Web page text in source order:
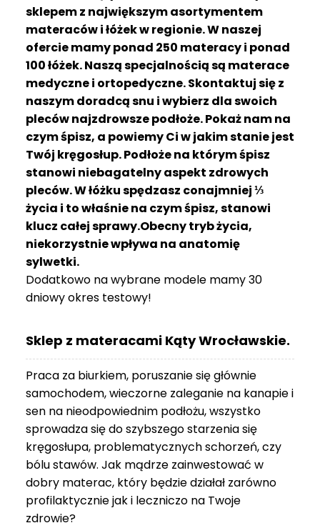
sklepem z największym asortymentem
materaców i łóżek w regionie. W naszej
ofercie mamy ponad 250 materacy i ponad
100 łóżek. Naszą specjalnością są materace
medyczne i ortopedyczne. Skontaktuj się z
naszym doradcą snu i wybierz dla swoich
pleców najzdrowsze podłoże. Pokaż nam na
czym śpisz, a powiemy Ci w jakim stanie jest
Twój kręgosłup. Podłoże na którym śpisz
stanowi niebagatelny aspekt zdrowych
pleców. W łóżku spędzasz conajmniej ⅓
życia i to właśnie na czym śpisz, stanowi
klucz całej sprawy.Obecny tryb życia,
niekorzystnie wpływa na anatomię
sylwetki.
Dodatkowo na wybrane modele mamy 30
dniowy okres testowy!
Sklep z materacami Kąty Wrocławskie.
Praca za biurkiem, poruszanie się głównie
samochodem, wieczorne zaleganie na kanapie i
sen na nieodpowiednim podłożu, wszystko
sprowadza się do szybszego starzenia się
kręgosłupa, problematycznych schorzeń, czy
bólu stawów. Jak mądrze zainwestować w
dobry materac, który będzie działał zarówno
profilaktycznie jak i leczniczo na Twoje
zdrowie?